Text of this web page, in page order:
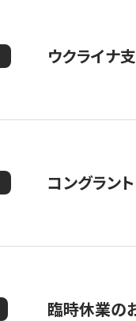
ウクライナ
コングラン
臨時休業の